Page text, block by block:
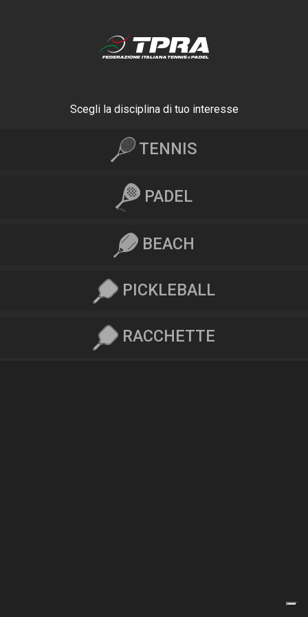
Scegli la disciplina di tuo interesse
TENNIS
PADEL
BEACH
PICKLEBALL
RACCHETTE